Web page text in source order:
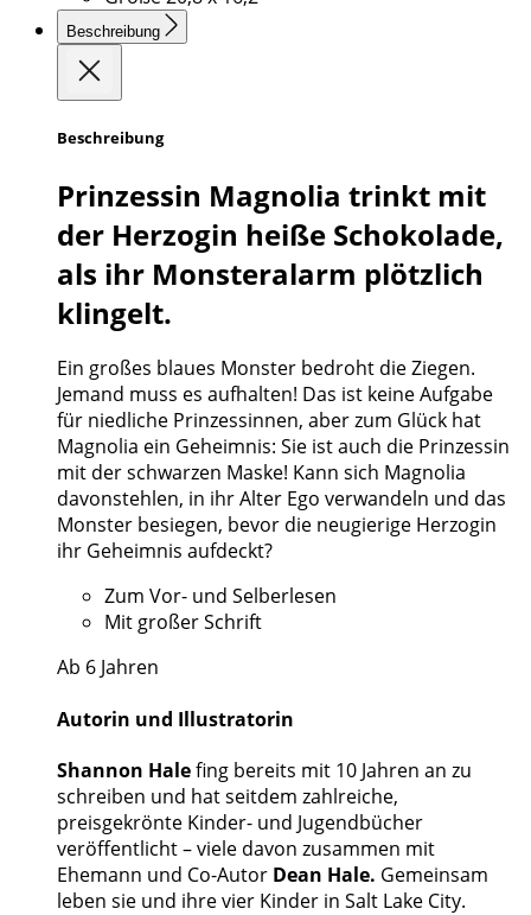
Beschreibung
Beschreibung
Prinzessin Magnolia trinkt mit
der Herzogin heiße Schokolade,
als ihr Monsteralarm plötzlich
klingelt.
Ein großes blaues Monster bedroht die Ziegen.
Jemand muss es aufhalten! Das ist keine Aufgabe
für niedliche Prinzessinnen, aber zum Glück hat
Magnolia ein Geheimnis: Sie ist auch die Prinzessin
mit der schwarzen Maske! Kann sich Magnolia
davonstehlen, in ihr Alter Ego verwandeln und das
Monster besiegen, bevor die neugierige Herzogin
ihr Geheimnis aufdeckt?
Zum Vor- und Selberlesen
Mit großer Schrift
Ab 6 Jahren
Autorin und Illustratorin
Shannon Halefing bereits mit 10 Jahren an zu
schreiben und hat seitdem zahlreiche,
preisgekrönte Kinder- und Jugendbücher
veröffentlicht – viele davon zusammen mit
Ehemann und Co-Autor Dean Hale. Gemeinsam
leben sie und ihre vier Kinder in Salt Lake City.